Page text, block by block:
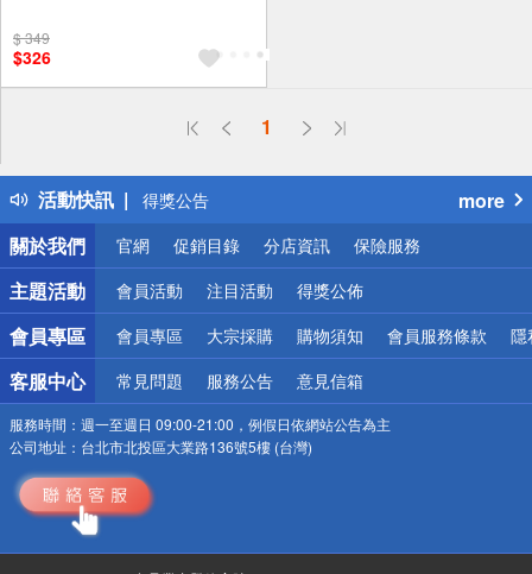
$ 349
$326
1
活動快訊
偏遠地區配送
得獎公告
熱門話題
銀行優惠
偏遠地區配送
詐騙網頁！請小心！
more
關於我們
官網 促銷目錄 分店資訊 保險服務
主題活動 會員活動 注目活動 得獎公佈
會員專區 會員專區 大宗採購 購物須知 會員服務條款 隱
客服中心 常見問題 服務公告 意見信箱
服務時間： 週一至週日 09:00-21:00，例假日依網站公告為主
公司地址： 台北市北投區大業路136號5樓 (台灣)